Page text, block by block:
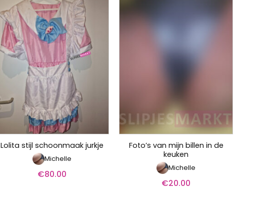
Lolita stijl schoonmaak jurkje
Michelle
€80.00
Foto’s van mijn billen in de
keuken
Michelle
€20.00